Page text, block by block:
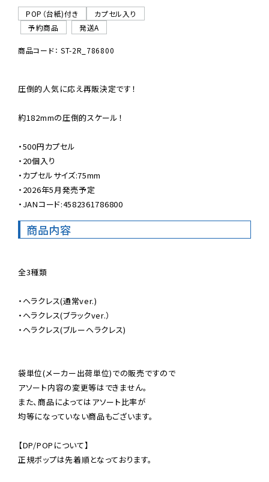
POP（台紙)付き
カプセル入り
予約商品
発送A
商品コード： ST-2R_786800
圧倒的人気に応え再販決定です！
約182mmの圧倒的スケール！
・500円カプセル
・20個入り
・カプセルサイズ:75mm
・2026年5月発売予定
・JANコード:4582361786800
商品内容
全3種類
・ヘラクレス(通常ver.)
・ヘラクレス(ブラックver.）
・ヘラクレス(ブルーヘラクレス)
袋単位(メーカー出荷単位)での販売ですので
アソート内容の変更等はできません。
また、商品によってはアソート比率が
均等になっていない商品もございます。
【DP/POPについて】
正規ポップは先着順となっております。